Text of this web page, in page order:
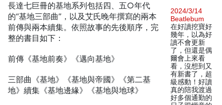
長達七巨冊的基地系列包括四、五○年代
的“基地三部曲”，以及艾氏晚年撰寫的兩本
前傳與兩本續集。依照故事的先後順序，完
整的書目如下：
前傳《基地前奏》《邁向基地》
三部曲《基地》《基地與帝國》《第二基
地》續集《基地邊緣》《基地與地球》
2024/3/14
Beatlebum
在好讀挖寶好
幾年，以為好
讀不會更新
了，但還是偶
爾會上來看
看，沒想到又
有新書了，超
級感動！好讀
真的陪我渡過
好多個通勤的